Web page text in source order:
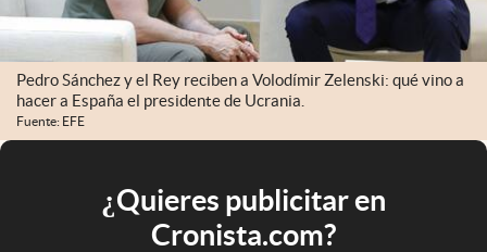
Pedro Sánchez y el Rey reciben a Volodímir Zelenski: qué vino a
hacer a España el presidente de Ucrania.
Fuente: EFE
¿Quieres publicitar en
Cronista.com?